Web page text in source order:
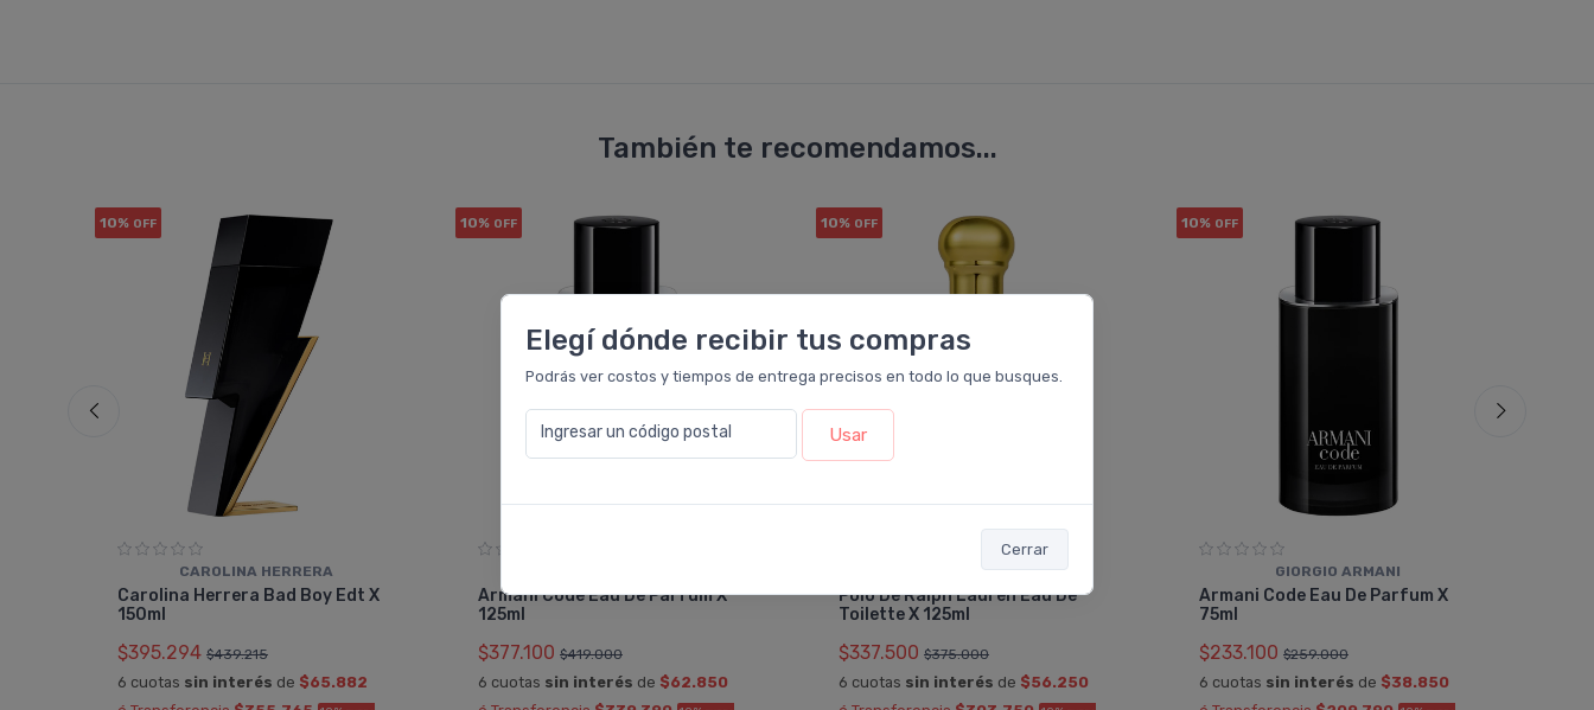
Elegí dónde recibir tus compras
Podrás ver costos y tiempos de entrega precisos en todo lo que busques.
Ingresar un código postal Usar
Cerrar
También te recomendamos...
10% OFF
CAROLINA HERRERA
Carolina Herrera Bad Boy Edt X
150ml
$395.294 $439.215
6 cuotas sin interés de $65.882
10% OFF
Armani Code Eau De Parfum X
125ml
$377.100 $419.000
6 cuotas sin interés de $62.850
10% OFF
POLO RALPH LAUREN
Polo De Ralph Lauren Eau De
Toilette X 125ml
$337.500 $375.000
6 cuotas sin interés de $56.250
10% OFF
GIORGIO ARMANI
Armani Code Eau De Parfum X
75ml
$233.100 $259.000
6 cuotas sin interés de $38.850